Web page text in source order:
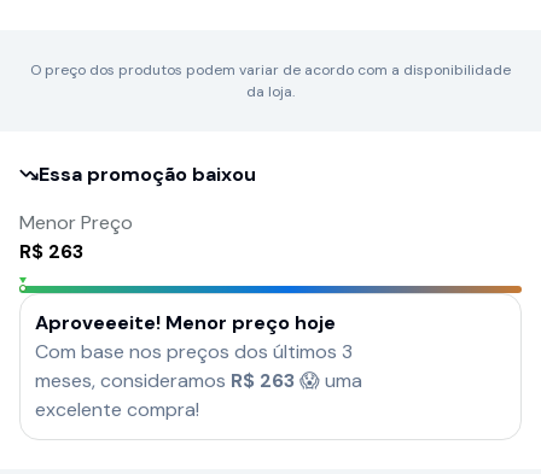
O preço dos produtos podem variar de acordo com a disponibilidade
da loja.
Essa promoção baixou
Menor Preço
R$ 263
Aproveeeite! Menor preço hoje
Com base nos preços dos últimos 3
meses, consideramos R$ 263😱 uma
excelente compra!